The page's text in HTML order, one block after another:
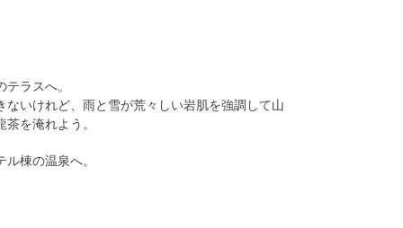
ラスへ。
ないけれど、雨と雪が荒々しい岩肌を強調して山
を淹れよう。
棟の温泉へ。